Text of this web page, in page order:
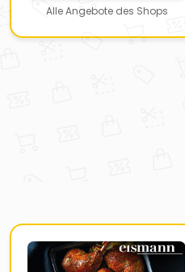
Alle Angebote des Shops